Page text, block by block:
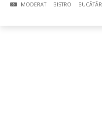
MODERAT BISTRO